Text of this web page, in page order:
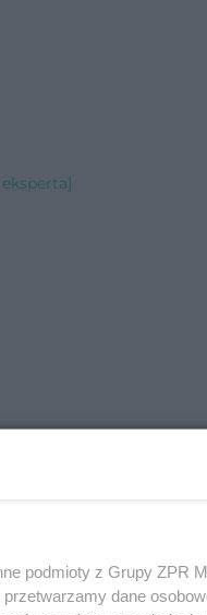
podmioty z Grupy ZPR
dane